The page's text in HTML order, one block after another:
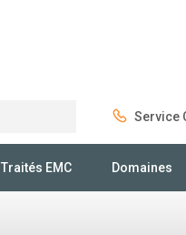
Service
Traités EMC Domaines